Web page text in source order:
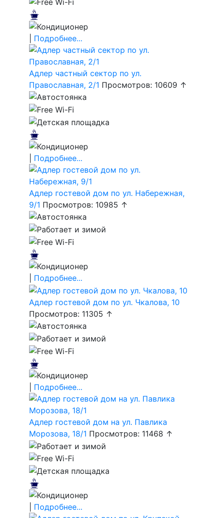
Подробнее...
Адлер частный сектор по ул.
Православная, 2/1 Просмотров: 10609 ↑
Подробнее...
Адлер гостевой дом по ул. Набережная,
9/1 Просмотров: 10985 ↑
Подробнее...
Адлер гостевой дом по ул. Чкалова, 10
Просмотров: 11305 ↑
Подробнее...
Адлер гостевой дом на ул. Павлика
Морозова, 18/1 Просмотров: 11468 ↑
Подробнее...